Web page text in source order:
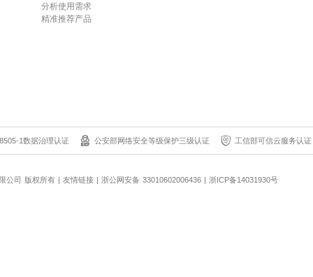
分析使用需求
精准推荐产品
1数据治理认证 公安部网络安全等级保护三级认证 工信部可信云服务认证
公司 版权所有 | 友情链接 | 浙公网安备 33010602006436 | 浙ICP备14031930号